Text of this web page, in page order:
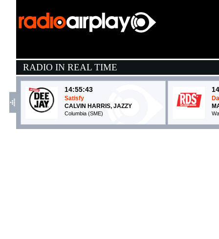
RADIO IN REAL TIME
14:55:43
Satisfy
CALVIN HARRIS, JAZZY
Columbia (SME)